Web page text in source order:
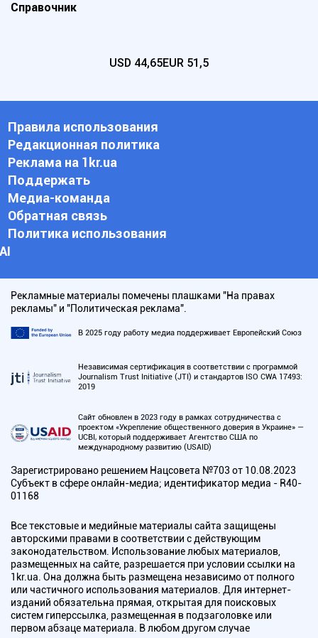
Справочник
USD 44,65EUR 51,5
Правила использования
Редакционная политика
Реклама на 1kr.ua
Поддержать
Медиа-команда
Обратная связь
Политика использования
АI
Рекламные материалы помечены плашками "На правах
рекламы" и "Политическая реклама".
В 2025 году работу медиа поддерживает Европейский Союз
Независимая сертификация в соответствии с программой
Journalism Trust Initiative (JTI) и стандартов ISO CWA 17493:
2019
Сайт обновлен в 2023 году в рамках сотрудничества с
проектом «Укрепление общественного доверия в Украине» —
UCBI, который поддерживает Агентство США по
международному развитию (USAID)
Зарегистрировано решением Нацсовета №703 от 10.08.2023
Субъект в сфере онлайн-медиа; идентификатор медиа - R40-
01168
Все текстовые и медийные материалы сайта защищены
авторскими правами в соответствии с действующим
законодательством. Использование любых материалов,
размещенных на сайте, разрешается при условии ссылки на
1kr.ua. Она должна быть размещена независимо от полного
или частичного использования материалов. Для интернет-
изданий обязательна прямая, открытая для поисковых
систем гиперссылка, размещенная в подзаголовке или
первом абзаце материала. В любом другом случае